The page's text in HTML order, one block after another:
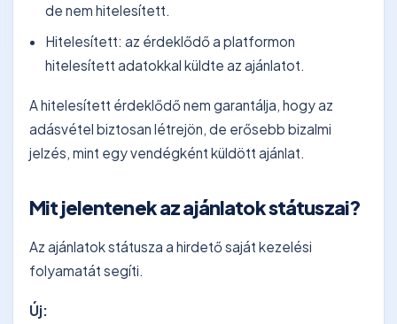
de nem hitelesített.
Hitelesített: az érdeklődő a platformon
hitelesített adatokkal küldte az ajánlatot.
A hitelesített érdeklődő nem garantálja, hogy az
adásvétel biztosan létrejön, de erősebb bizalmi
jelzés, mint egy vendégként küldött ajánlat.
Mit jelentenek az ajánlatok státuszai?
Az ajánlatok státusza a hirdető saját kezelési
folyamatát segíti.
Új: